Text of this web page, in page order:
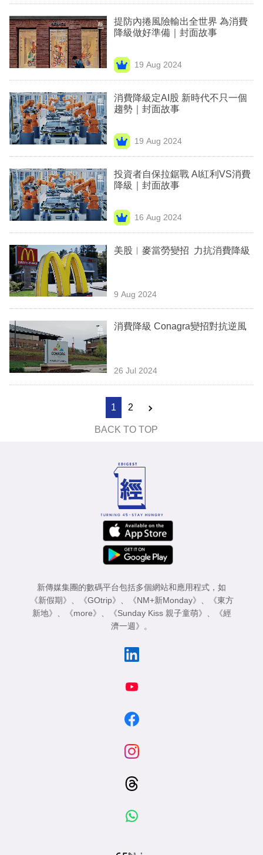
欄
訂
閱
區
提防內捲風險輸出全世界 為消費
降級做好準備｜封面故事
19 Aug 2024
消費降級定AI股 新時代不只一個
趨勢｜封面故事
19 Aug 2024
投資者自保拉鋸戰 AI紅利VS消費
降級｜封面故事
16 Aug 2024
美股︳麥當勞變招 力抗消費降級
9 Aug 2024
消費降級 Conagra變招對抗逆風
26 Jul 2024
1 2
BACK TO TOP
新傳媒集團的數碼平台包括多個網站和應用程式，如
《新假期》 、 《GOtrip》 、 《NM+新Monday》 、
《東方
新地》 、 《more》 、 《Sunday Kiss 親子童萌》 、
《經
濟一週》 。